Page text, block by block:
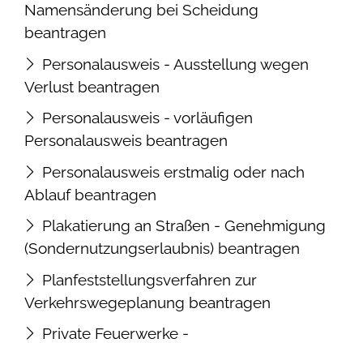
Namensänderung bei Scheidung
beantragen
Personalausweis - Ausstellung wegen
Verlust beantragen
Personalausweis - vorläufigen
Personalausweis beantragen
Personalausweis erstmalig oder nach
Ablauf beantragen
Plakatierung an Straßen - Genehmigung
(Sondernutzungserlaubnis) beantragen
Planfeststellungsverfahren zur
Verkehrswegeplanung beantragen
Private Feuerwerke -